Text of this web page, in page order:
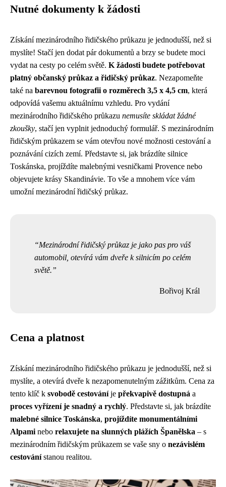
Nutné dokumenty k žádosti
Získání mezinárodního řidičského průkazu je jednodušší, než si
myslíte! Stačí jen dodat pár dokumentů a brzy se budete moci
vydat na cesty po celém světě. K žádosti budete potřebovat
platný občanský průkaz a řidičský průkaz. Nezapomeňte
také na barevnou fotografii o rozměrech 3,5 x 4,5 cm, která
odpovídá vašemu aktuálnímu vzhledu. Pro vydání
mezinárodního řidičského průkazu nemusíte skládat žádné
zkoušky, stačí jen vyplnit jednoduchý formulář. S mezinárodním
řidičským průkazem se vám otevřou nové možnosti cestování a
poznávání cizích zemí. Představte si, jak brázdíte silnice
Toskánska, projíždíte malebnými vesničkami Provence nebo
objevujete krásy Skandinávie. To vše a mnohem více vám
umožní mezinárodní řidičský průkaz.
Mezinárodní řidičský průkaz je jako pas pro váš
automobil, otevírá vám dveře k silnicím po celém
světě.
Bořivoj Král
Cena a platnost
Získání mezinárodního řidičského průkazu je jednodušší, než si
myslíte, a otevírá dveře k nezapomenutelným zážitkům. Cena za
tento klíč k svobodě cestováníje překvapivě dostupná a
proces vyřízení je snadný a rychlý. Představte si, jak brázdíte
malebné silnice Toskánska, projíždíte monumentálními
Alpami nebo relaxujete na slunných plážích Španělska – s
mezinárodním řidičským průkazem se vaše sny o nezávislém
cestovánístanou realitou.